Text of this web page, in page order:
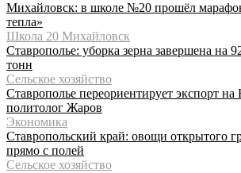
Михайловск: в школе №20 прошёл
тепла»
Школа 20 Михайловск
Ставрополье: уборка зерна завершена на
тонн
Сельское хозяйство
Ставрополье переориентирует экспорт
политолог Жаров
Экономика
Ставропольский край: овощи открытого
прямо с полей
Сельское хозяйство